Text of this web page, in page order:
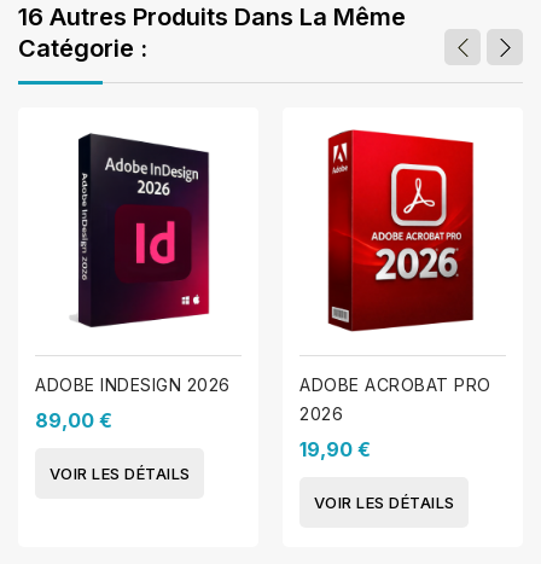
16 Autres Produits Dans La Même
Catégorie :
ADOBE INDESIGN 2026
89,00 €
VOIR LES DÉTAILS
ADOBE ACROBAT PRO
2026
19,90 €
VOIR LES DÉTAILS